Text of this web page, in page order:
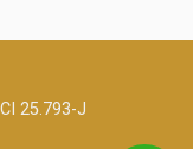
25.793-J